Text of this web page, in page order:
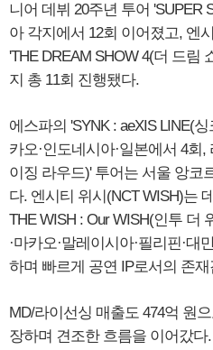
니어 데뷔 20주년 투어 'SUPER
아 각지에서 12회 이어졌고, 엔
'THE DREAM SHOW 4(더 드림
지 총 11회 진행됐다.
에스파의 'SYNK : aeXIS LINE(
카오·인도네시아·일본에서 4회
이징 라우드)' 투어는 서울 앙코
다. 엔시티 위시(NCT WISH)는
THE WISH : Our WISH(인투 더
·마카오·말레이시아·필리핀·대
하며 빠르게 공연 IP로서의 존
MD/라이선싱 매출도 474억 원
장하며 견조한 흐름을 이어갔